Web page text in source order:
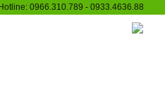
0966.310.789 - 0933.4636.88